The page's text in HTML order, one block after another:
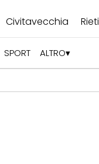
Civitavecchia Rieti
SPORT ALTRO